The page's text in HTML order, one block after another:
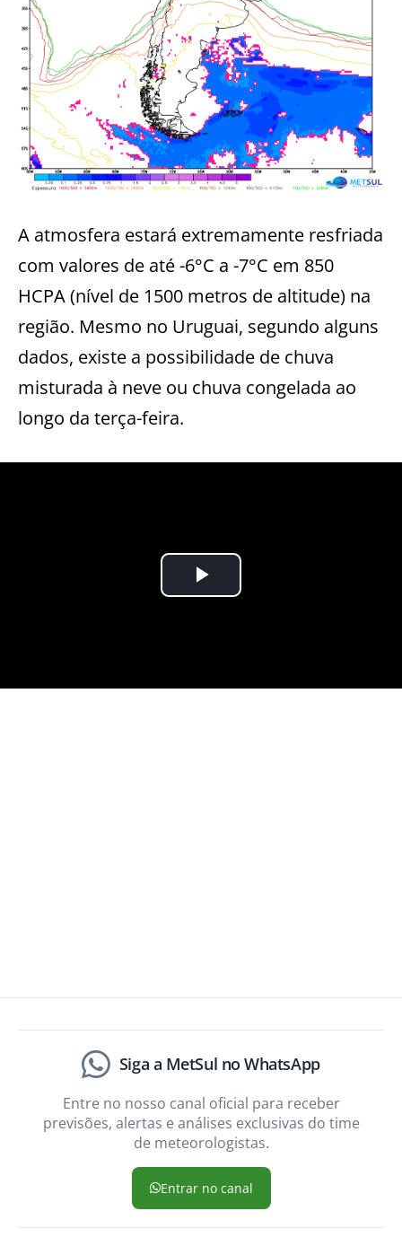
A atmosfera estará extremamente resfriada
com valores de até -6°C a -7°C em 850
HCPA (nível de 1500 metros de altitude) na
região. Mesmo no Uruguai, segundo alguns
dados, existe a possibilidade de chuva
misturada à neve ou chuva congelada ao
longo da terça-feira.
Siga a MetSul no WhatsApp
Entre no nosso canal oficial para receber
previsões, alertas e análises exclusivas do time
de meteorologistas.
Entrar no canal